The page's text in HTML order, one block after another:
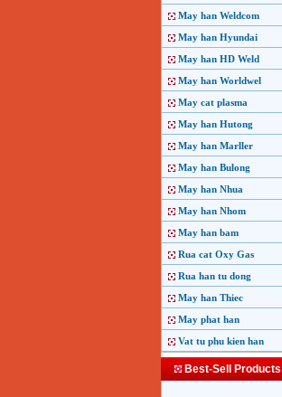
May han Weldcom
May han Hyundai
May han HD Weld
May han Worldwel
May cat plasma
May han Hutong
May han Marller
May han Bulong
May han Nhua
May han Nhom
May han bam
Rua cat Oxy Gas
Rua han tu dong
May han Thiec
May phat han
Vat tu phu kien han
Best-Sell Products